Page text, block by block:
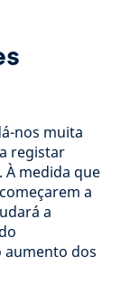
nos muita
registar
À medida que
a
a
aumento dos